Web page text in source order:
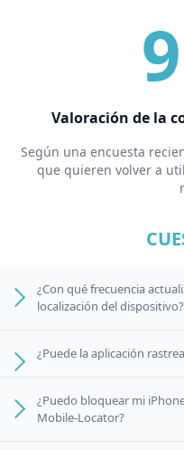
Valoración de la
Según una encuesta
que quieren volver a
¿Con qué frecuencia
localización del
¿Puede la aplicación
¿Puedo bloquear mi
Mobile-Locator?